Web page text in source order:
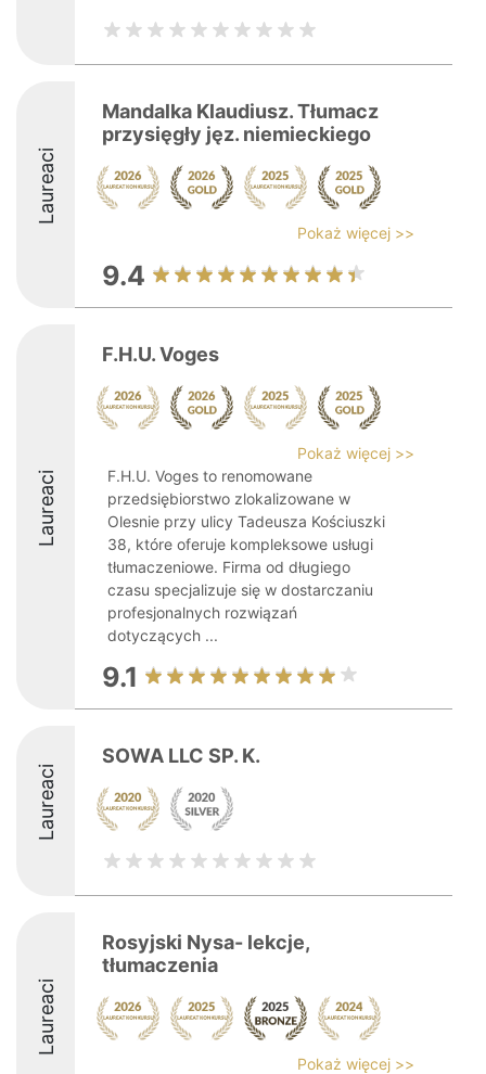
Laureaci
Mandalka Klaudiusz. Tłumacz
przysięgły jęz. niemieckiego
Pokaż więcej >>
9.4
Laureaci
F.H.U. Voges
Pokaż więcej >>
F.H.U. Voges to renomowane
przedsiębiorstwo zlokalizowane w
Olesnie przy ulicy Tadeusza Kościuszki
38, które oferuje kompleksowe usługi
tłumaczeniowe. Firma od długiego
czasu specjalizuje się w dostarczaniu
profesjonalnych rozwiązań
dotyczących ...
9.1
Laureaci
SOWA LLC SP. K.
Laureaci
Rosyjski Nysa- lekcje,
tłumaczenia
Pokaż więcej >>